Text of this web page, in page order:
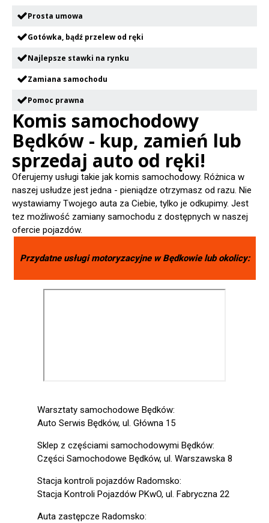
Prosta umowa
Gotówka, bądź przelew od ręki
Najlepsze stawki na rynku
Zamiana samochodu
Pomoc prawna
Komis samochodowy
Będków - kup, zamień lub
sprzedaj auto od ręki!
Oferujemy usługi takie jak komis samochodowy. Różnica w
naszej usłudze jest jedna - pieniądze otrzymasz od razu. Nie
wystawiamy Twojego auta za Ciebie, tylko je odkupimy. Jest
tez możliwość zamiany samochodu z dostępnych w naszej
ofercie pojazdów.
Przydatne usługi motoryzacyjne wBędkowielub okolicy:
Warsztaty samochodowe Będków:
Auto Serwis Będków, ul. Główna 15
Sklep z częściami samochodowymi Będków:
Części Samochodowe Będków, ul. Warszawska 8
Stacja kontroli pojazdów Radomsko:
Stacja Kontroli Pojazdów PKwO, ul. Fabryczna 22
Auta zastępcze Radomsko: